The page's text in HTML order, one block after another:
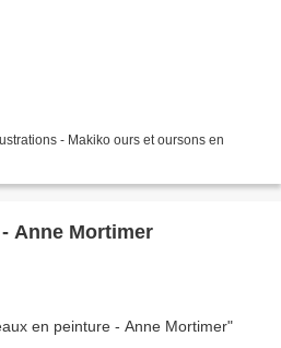
- Makiko ours et oursons en
Anne Mortimer